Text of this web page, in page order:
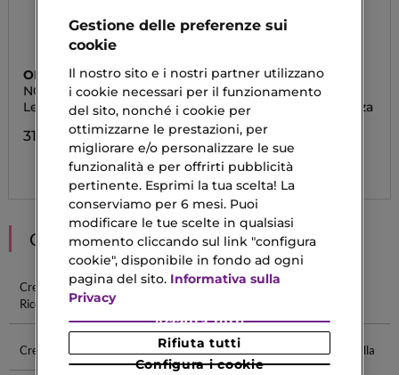
OLAPLEX
NO. 5
Leave-In Conditioner
31,00 €
DIEGO DALLA PALMA
AMICO FRIZZ
Crema Anticrespo Senza
Risciacquo - Discovery
Size
5,60 €
CONSIGLIATI PER TE
Crema Per
Ricci
Crema Per
Cicatrici
Crema Alla
Crema La Mer
Gel Smalto
Unghie
Set Cura Del
Viso
Shampoo Alla
Cheratina
Gestione delle preferenze sui
cookie
Il nostro sito e i nostri partner utilizzano
i cookie necessari per il funzionamento
del sito, nonché i cookie per
ottimizzarne le prestazioni, per
migliorare e/o personalizzare le sue
funzionalità e per offrirti pubblicità
pertinente. Esprimi la tua scelta! La
conserviamo per 6 mesi. Puoi
modificare le tue scelte in qualsiasi
momento cliccando sul link "configura
cookie", disponibile in fondo ad ogni
pagina del sito. Informativa sulla
Privacy
Configura i cookie
Rifiuta tutti
Accetta tutti